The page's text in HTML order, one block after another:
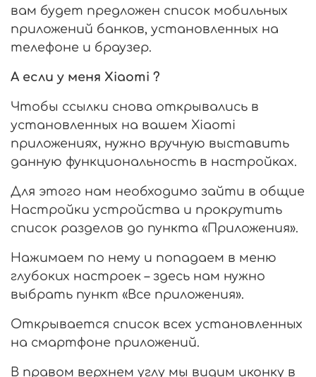
вам будет предложен список мобильных
приложений банков, установленных на
телефоне и браузер.
А если у меня Xiaomi ?
Чтобы ссылки снова открывались в
установленных на вашем Xiaomi
приложениях, нужно вручную выставить
данную функциональность в настройках.
Для этого нам необходимо зайти в общие
Настройки устройства и прокрутить
список разделов до пункта «Приложения».
Нажимаем по нему и попадаем в меню
глубоких настроек – здесь нам нужно
выбрать пункт «Все приложения».
Открывается список всех установленных
на смартфоне приложений.
В правом верхнем углу мы видим иконку в